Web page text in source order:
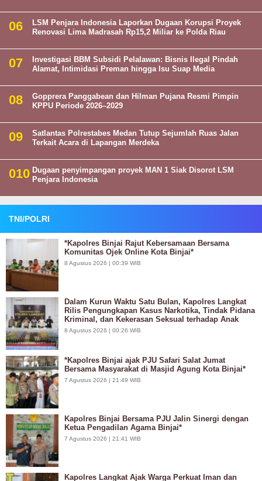
LSM Penjara Indonesia Laporkan Dugaan Korupsi Proyek
Renovasi Lima Madrasah Rp15,2 Miliar ke Polda Riau
Investigasi BBM Subsidi Pelalawan: Bisnis Ilegal Pindah
Alamat, Intimidasi Preman hingga Isu Suap Media
Gopprera Panggabean dan Hilman Pujana Resmi Pimpin
KPPU Periode 2026–2029
Satlantas Polrestabes Medan Tutup Sejumlah Ruas Jalan
Terkait Acara di Lapangan Merdeka
Dugaan penyimpangan proyek MAN 1 Siak Disorot LSM
Penjara Indonesia
TNI/POLRI
*Kapolres Binjai Rajut Kebersamaan Bersama
Komunitas Ojek Online Kota Binjai*
8 Agustus 2026 | 00:39 WIB
Dalam Kurun Waktu Satu Bulan, Kapolres Langkat
Rilis Pengungkapan Kasus Narkotika, Tindak Pidana
Kriminal, dan Kekerasan Seksual terhadap Anak
8 Agustus 2026 | 00:26 WIB
*Kapolres Binjai ajak PJU Safari Salat Jumat
Bersama Masyarakat di Masjid Agung Kota Binjai*
7 Agustus 2026 | 21:49 WIB
Kapolres Binjai Bersama PJU Jalin Sinergi dengan
Ketua Pengadilan Agama Binjai*
7 Agustus 2026 | 21:41 WIB
Kapolres Langkat Ajak Warga Perkuat Iman dan